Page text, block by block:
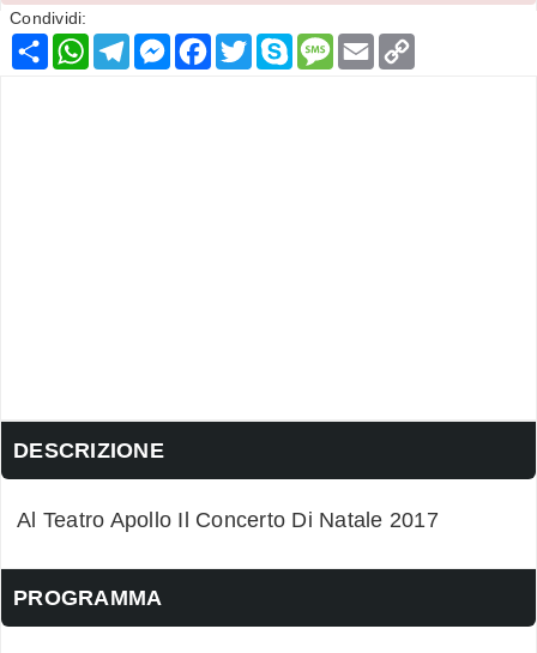
Condividi:
Condividi
WhatsApp
Telegram
Messenger
Facebook
TwitterSkypeMessage
Email
DESCRIZIONE
Al Teatro Apollo Il Concerto Di Natale 2017
PROGRAMMA